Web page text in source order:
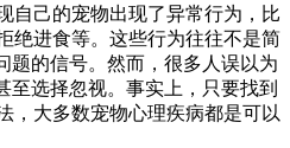
自己的宠物出现了异常行为，比
绝进食等。这些行为往往不是简
题的信号。然而，很多人误以为
至选择忽视。事实上，只要找到
，大多数宠物心理疾病都是可以